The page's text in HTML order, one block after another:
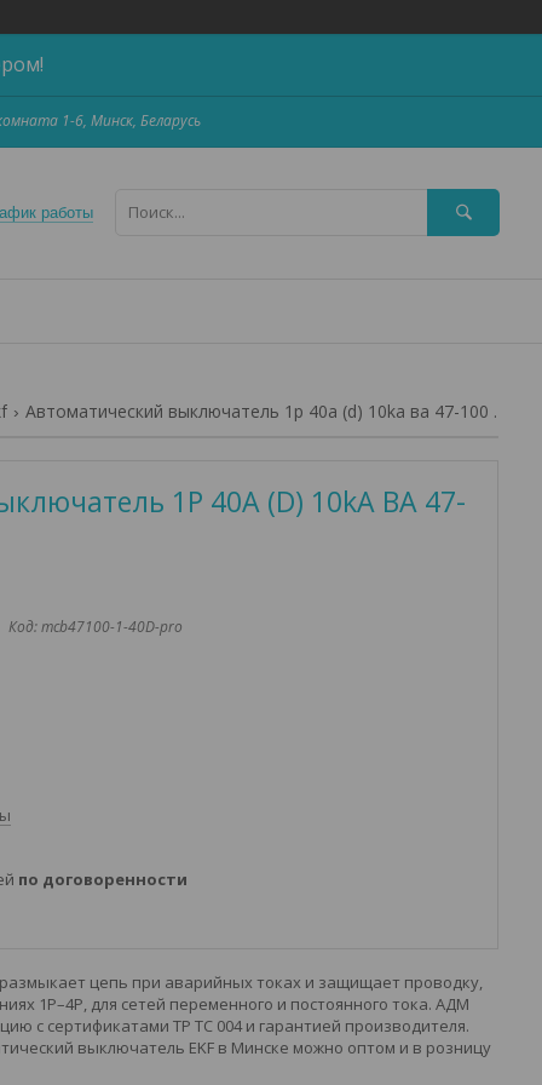
1-6, Минск, Беларусь
работы
Автоматический выключатель 1p 40а (d) 10ka ва 47-100 ekf proxima
1P 40А (D) 10kA ВА 47-
Код:mcb47100-1-40D-pro
по договоренности
цепь при аварийных токах и защищает проводку,
1P–4P, для сетей переменного и постоянного тока. АДМ
с сертификатами ТР ТС 004 и гарантией производителя.
выключатель EKF в Минске можно оптом и в розницу